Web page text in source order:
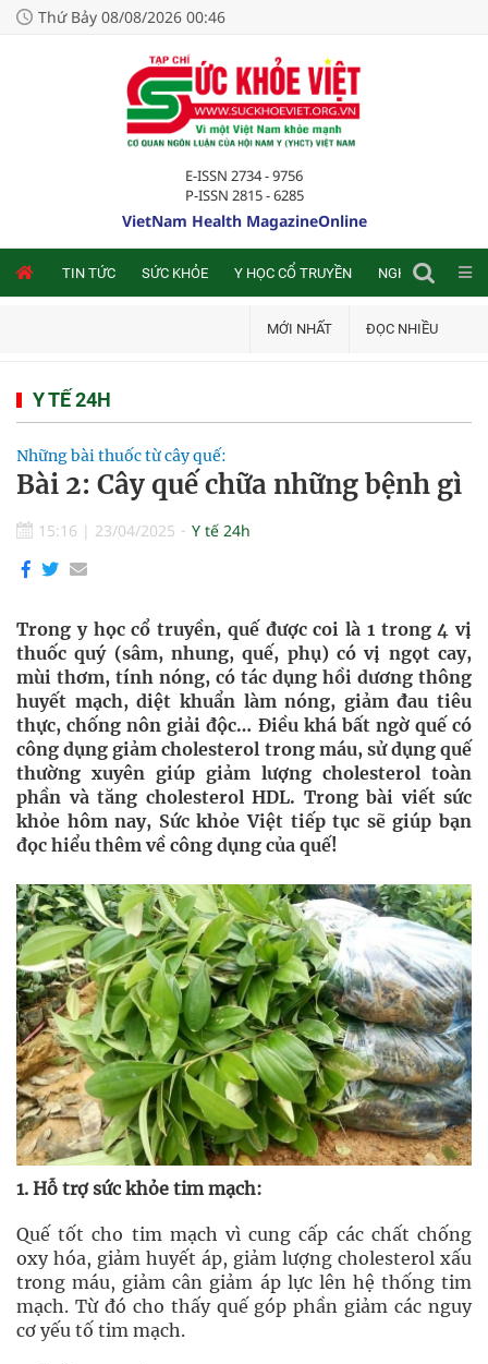
Thứ Bảy 08/08/2026 00:46
E-ISSN 2734 - 9756
P-ISSN 2815 - 6285
VietNam Health MagazineOnline
TIN TỨC SỨC KHỎE Y HỌC CỔ TRUYỀN NGHIÊN CỨU
MỚI NHẤT ĐỌC NHIỀU
Y TẾ 24H
Những bài thuốc từ cây quế:
Bài 2: Cây quế chữa những bệnh gì
15:16 | 23/04/2025 Y tế 24h
Trong y học cổ truyền, quế được coi là 1 trong 4 vị
thuốc quý (sâm, nhung, quế, phụ) có vị ngọt cay,
mùi thơm, tính nóng, có tác dụng hồi dương thông
huyết mạch, diệt khuẩn làm nóng, giảm đau tiêu
thực, chống nôn giải độc… Điều khá bất ngờ quế có
công dụng giảm cholesterol trong máu, sử dụng quế
thường xuyên giúp giảm lượng cholesterol toàn
phần và tăng cholesterol HDL. Trong bài viết sức
khỏe hôm nay, Sức khỏe Việt tiếp tục sẽ giúp bạn
đọc hiểu thêm về công dụng của quế! ​​​​​​
1. Hỗ trợ sức khỏe tim mạch:
Quế tốt cho tim mạch vì cung cấp các chất chống
oxy hóa, giảm huyết áp, giảm lượng cholesterol xấu
trong máu, giảm cân giảm áp lực lên hệ thống tim
mạch. Từ đó cho thấy quế góp phần giảm các nguy
cơ yếu tố tim mạch.